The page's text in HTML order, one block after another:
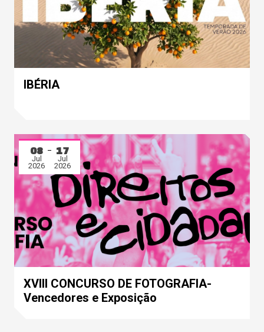
IBÉRIA
08
Jul
2026
17
Jul
2026
XVIII CONCURSO DE FOTOGRAFIA-
Vencedores e Exposição